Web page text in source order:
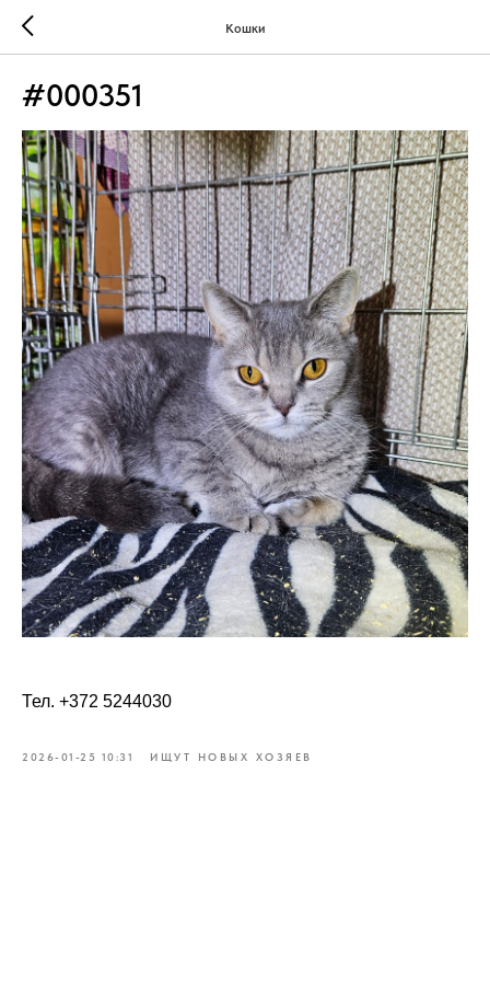
Кошки
#000351
Тел. +372 5244030
2026-01-25 10:31 ИЩУТ НОВЫХ ХОЗЯЕВ